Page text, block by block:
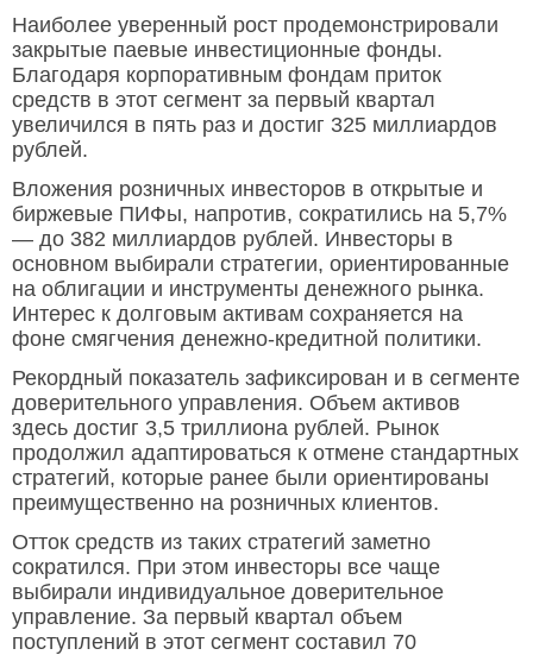
Наиболее уверенный рост продемонстрировали
закрытые паевые инвестиционные фонды.
Благодаря корпоративным фондам приток
средств в этот сегмент за первый квартал
увеличился в пять раз и достиг 325 миллиардов
рублей.
Вложения розничных инвесторов в открытые и
биржевые ПИФы, напротив, сократились на 5,7%
— до 382 миллиардов рублей. Инвесторы в
основном выбирали стратегии, ориентированные
на облигации и инструменты денежного рынка.
Интерес к долговым активам сохраняется на
фоне смягчения денежно-кредитной политики.
Рекордный показатель зафиксирован и в сегменте
доверительного управления. Объем активов
здесь достиг 3,5 триллиона рублей. Рынок
продолжил адаптироваться к отмене стандартных
стратегий, которые ранее были ориентированы
преимущественно на розничных клиентов.
Отток средств из таких стратегий заметно
сократился. При этом инвесторы все чаще
выбирали индивидуальное доверительное
управление. За первый квартал объем
поступлений в этот сегмент составил 70